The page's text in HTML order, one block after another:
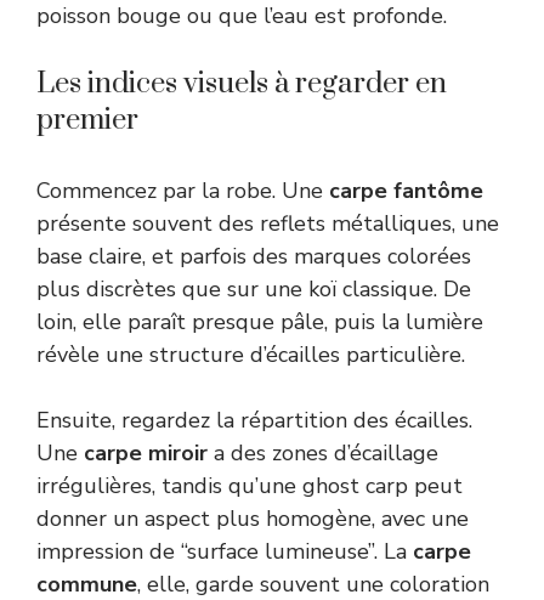
poisson bouge ou que l’eau est profonde.
Les indices visuels à regarder en
premier
Commencez par la robe. Une carpe fantôme
présente souvent des reflets métalliques, une
base claire, et parfois des marques colorées
plus discrètes que sur une koï classique. De
loin, elle paraît presque pâle, puis la lumière
révèle une structure d’écailles particulière.
Ensuite, regardez la répartition des écailles.
Une carpe miroir a des zones d’écaillage
irrégulières, tandis qu’une ghost carp peut
donner un aspect plus homogène, avec une
impression de “surface lumineuse”. La carpe
commune, elle, garde souvent une coloration